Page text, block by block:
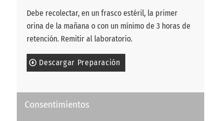
Debe recolectar, en un frasco estéril, la primer
orina de la mañana o con un mínimo de 3 horas de
retención. Remitir al laboratorio.
Descargar Preparación
Consentimientos